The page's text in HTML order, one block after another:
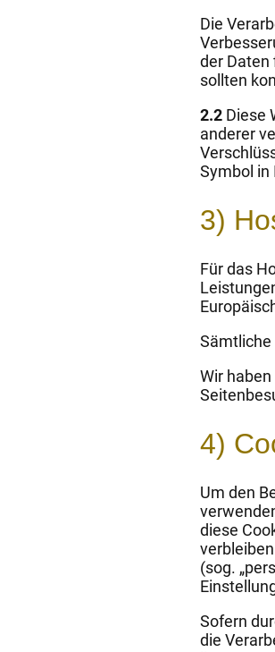
Die
der Daten
sollten
2.2 Diese
anderer
Symbol in
3)
Für das
Sämtliche
Wir
4)
Um den
diese
(sog.
Sofern
die